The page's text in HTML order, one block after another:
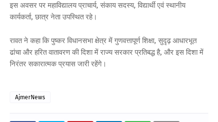
इस अवसर पर महाविद्यालय प्राचार्य, संकाय सदस्य, विद्यार्थी एवं स्थानीय
कार्यकर्ता, छात्र नेता उपस्थित रहे।
रावत ने कहा कि पुष्कर विधानसभा क्षेत्र में गुणवत्तापूर्ण शिक्षा, सुदृढ़ आधारभूत
ढांचा और हरित वातावरण की दिशा में राज्य सरकार प्रतिबद्ध है, और इस दिशा में
निरंतर सकारात्मक प्रयास जारी रहेंगे।
AjmerNews